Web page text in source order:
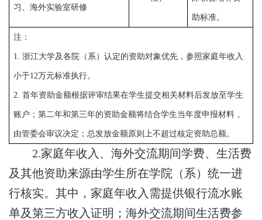
习、海外实验室研修
助标准。
注：
1. 浙江大学及各院（系）认定的资助对象优先，参照家庭年收入
小于12万元标准执行。
2. 首年资助金额根据评审结果在学生提交相关材料后发放至学生
账户；第二年和第三年的资助金额将结合学生当年度申报材料，
由管委会审议决定；总发放金额原则上不超过核定资助总额。
2.家庭年收入 、 海外交流期间学费、 生活费
及其他资助来源由学生所在学院（系） 统一进
行核实。 其中 ， 家庭年收入需提供银行流水账
单及第三方收入证明 ； 海外交流期间生活费参